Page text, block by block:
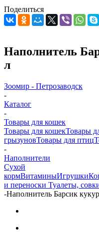
Поделиться
Наполнитель
л
Зоомир - Петрозаводск
-
Каталог
-
Товары для кошек
Товары для кошекТовары
грызуновТовары для птиц
-
Наполнители
Cухой
кормВитаминыИгрушки
и переноски Туалеты,
-Наполнитель Барсик